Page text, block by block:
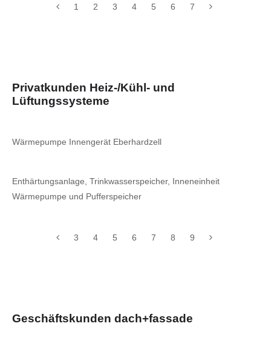
1 2 3 4 5 6 7
Privatkunden Heiz-/Kühl- und
Lüftungssysteme
Wärmepumpe Innengerät Eberhardzell
Enthärtungsanlage, Trinkwasserspeicher, Inneneinheit
Wärmepumpe und Pufferspeicher
3 4 5 6 7 8 9
Geschäftskunden dach+fassade